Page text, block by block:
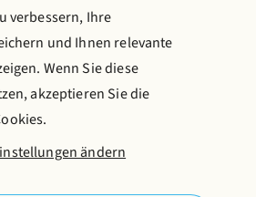
verbessern, Ihre
und Ihnen relevante
Wenn Sie diese
akzeptieren Sie die
ändern